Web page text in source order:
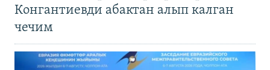
Конгантиевди абактан алып калган
чечим